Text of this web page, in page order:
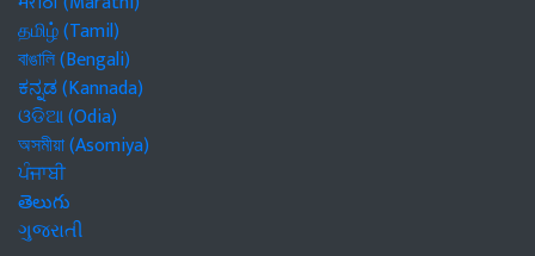
தமிழ் (Tamil)
বাঙালি (Bengali)
ಕನ್ನಡ (Kannada)
ଓଡିଆ (Odia)
অসমীয়া (Asomiya)
ਪੰਜਾਬੀ
తెలుగు
ગુજરાતી